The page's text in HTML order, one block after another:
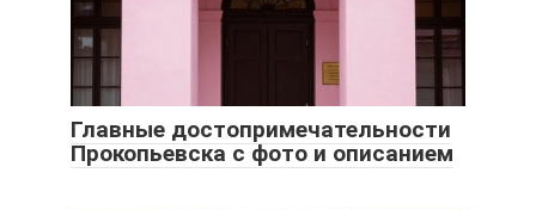
Главные достопримечательности
Прокопьевска с фото и описанием